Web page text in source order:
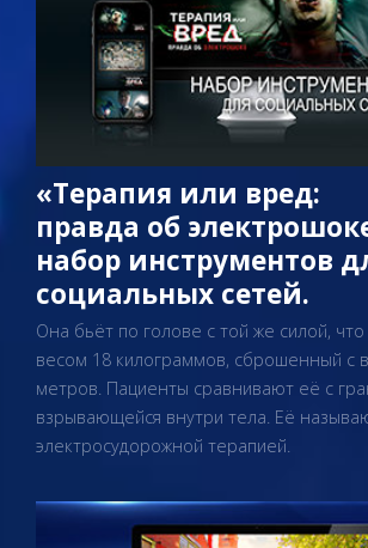
«Терапия или вред:
правда об
набор инструментов
социальных сетей.
Она бьёт по голове с той же силой,
весом 18 килограммов, сброшенный с
метров. Пациенты сравнивают её с
взрывающейся внутри тела. Её
электросудорожной терапией.